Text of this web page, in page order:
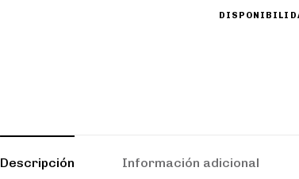
Descripción Información adicional